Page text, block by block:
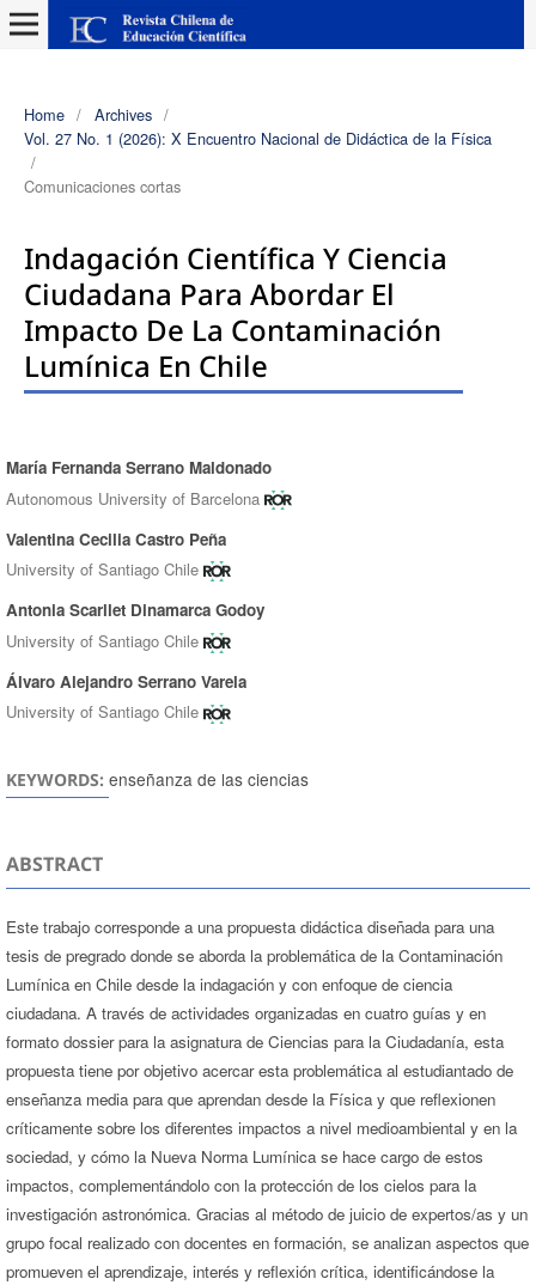
Home / Archives /
Vol. 27 No. 1 (2026): X Encuentro Nacional de Didáctica de la Física
/
Comunicaciones cortas
Indagación Científica Y Ciencia
Ciudadana Para Abordar El
Impacto De La Contaminación
Lumínica En Chile
Authors
María Fernanda Serrano Maldonado
Autonomous University of Barcelona
Valentina Cecilia Castro Peña
University of Santiago Chile
Antonia Scarllet Dinamarca Godoy
University of Santiago Chile
Álvaro Alejandro Serrano Varela
University of Santiago Chile
KEYWORDS: enseñanza de las ciencias
ABSTRACT
Este trabajo corresponde a una propuesta didáctica diseñada para una
tesis de pregrado donde se aborda la problemática de la Contaminación
Lumínica en Chile desde la indagación y con enfoque de ciencia
ciudadana. A través de actividades organizadas en cuatro guías y en
formato dossier para la asignatura de Ciencias para la Ciudadanía, esta
propuesta tiene por objetivo acercar esta problemática al estudiantado de
enseñanza media para que aprendan desde la Física y que reflexionen
críticamente sobre los diferentes impactos a nivel medioambiental y en la
sociedad, y cómo la Nueva Norma Lumínica se hace cargo de estos
impactos, complementándolo con la protección de los cielos para la
investigación astronómica. Gracias al método de juicio de expertos/as y un
grupo focal realizado con docentes en formación, se analizan aspectos que
promueven el aprendizaje, interés y reflexión crítica, identificándose la